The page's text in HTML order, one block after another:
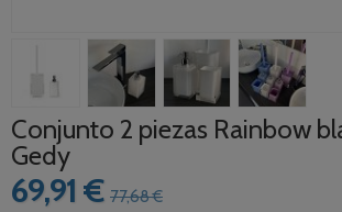
Conjunto 2 piezas Rainbow
Gedy
69,91 € 77,68 €